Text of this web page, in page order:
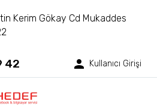
Kerim Gökay Cd Mukaddes
42 Kullanıcı Girişi